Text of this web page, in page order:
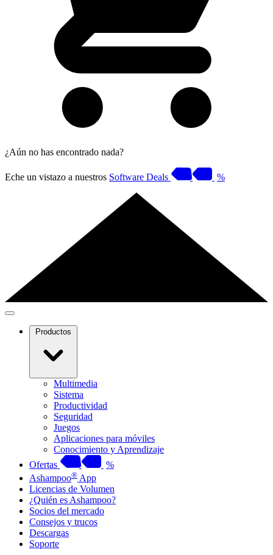
¿Aún no has encontrado nada?
Eche un vistazo a nuestros Software Deals %
Productos
Multimedia
Sistema
Productividad
Seguridad
Juegos
Aplicaciones para móviles
Conocimiento y Aprendizaje
Ofertas
%
Ashampoo® App
Licencias de Volumen
¿Quién es Ashampoo?
Socios del mercado
Consejos y trucos
Descargas
Soporte